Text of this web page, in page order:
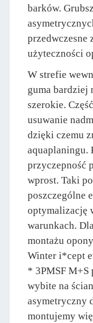
barków.
przedwczesne
użyteczności
W strefie
guma bardziej
szerokie.
usuwanie
dzięki czemu
aquaplaningu.
przyczepność
wprost. Taki
poszczególne
optymalizację
warunkach.
montażu
Winter i*cept
* 3PMSF M+S
wybite na
asymetryczny
montujemy